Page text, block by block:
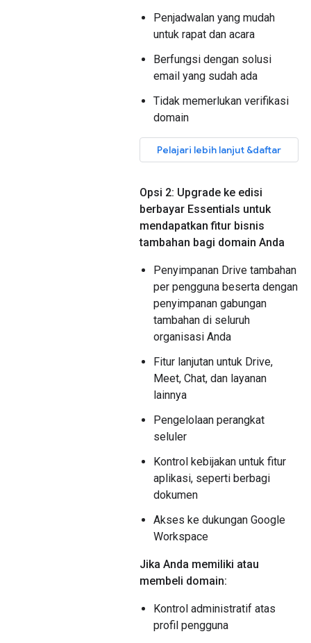
Penjadwalan yang mudah
untuk rapat dan acara
Berfungsi dengan solusi
email yang sudah ada
Tidak memerlukan verifikasi
domain
Pelajari lebih lanjut &daftar
Opsi 2: Upgrade ke edisi
berbayar Essentials untuk
mendapatkan fitur bisnis
tambahan bagi domain Anda
Penyimpanan Drive tambahan
per pengguna beserta dengan
penyimpanan gabungan
tambahan di seluruh
organisasi Anda
Fitur lanjutan untuk Drive,
Meet, Chat, dan layanan
lainnya
Pengelolaan perangkat
seluler
Kontrol kebijakan untuk fitur
aplikasi, seperti berbagi
dokumen
Akses ke dukungan Google
Workspace
Jika Anda memiliki atau
membeli domain:
Kontrol administratif atas
profil pengguna